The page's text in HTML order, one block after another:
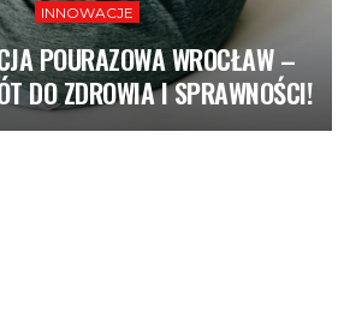
INNOWACJE
POURAZOWA WROCŁAW –
DO ZDROWIA I SPRAWNOŚCI!